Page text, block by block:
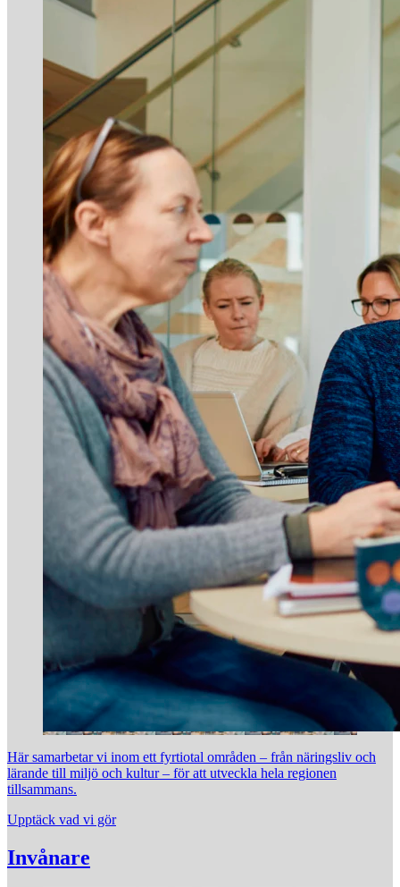
Här samarbetar vi inom ett fyrtiotal områden – från näringsliv och
lärande till miljö och kultur – för att utveckla hela regionen
tillsammans.
Upptäck vad vi gör
Invånare